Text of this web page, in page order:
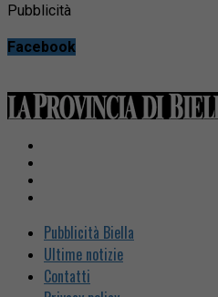
Pubblicità
Facebook
Pubblicità Biella
Ultime notizie
Contatti